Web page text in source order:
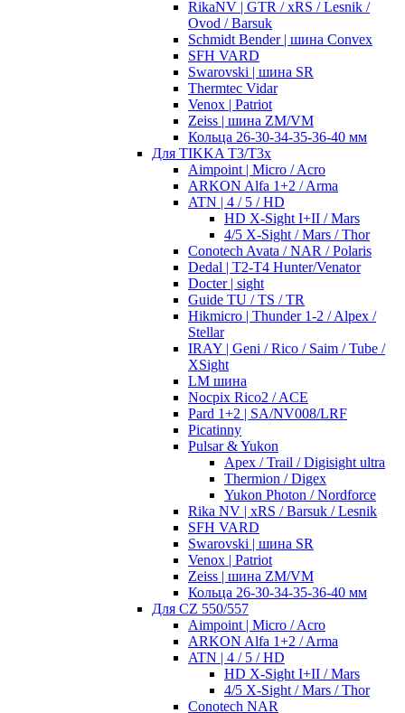
RikaNV | GTR / xRS / Lesnik /
Ovod / Barsuk
Schmidt Bender | шина Convex
SFH VARD
Swarovski | шина SR
Thermtec Vidar
Venox | Patriot
Zeiss | шина ZM/VM
Кольца 26-30-34-35-36-40 мм
Для TIKKA T3/T3x
Aimpoint | Micro / Acro
ARKON Alfa 1+2 / Arma
ATN | 4 / 5 / HD
HD X-Sight I+II / Mars
4/5 X-Sight / Mars / Thor
Conotech Avata / NAR / Polaris
Dedal | T2-T4 Hunter/Venator
Docter | sight
Guide TU / TS / TR
Hikmicro | Thunder 1-2 / Alpex /
Stellar
IRAY | Geni / Rico / Saim / Tube /
XSight
LM шина
Nocpix Rico2 / ACE
Pard 1+2 | SA/NV008/LRF
Picatinny
Pulsar & Yukon
Apex / Trail / Digisight ultra
Thermion / Digex
Yukon Photon / Nordforce
Rika NV | xRS / Barsuk / Lesnik
SFH VARD
Swarovski | шина SR
Venox | Patriot
Zeiss | шина ZM/VM
Кольца 26-30-34-35-36-40 мм
Для CZ 550/557
Aimpoint | Micro / Acro
ARKON Alfa 1+2 / Arma
ATN | 4 / 5 / HD
HD X-Sight I+II / Mars
4/5 X-Sight / Mars / Thor
Conotech NAR